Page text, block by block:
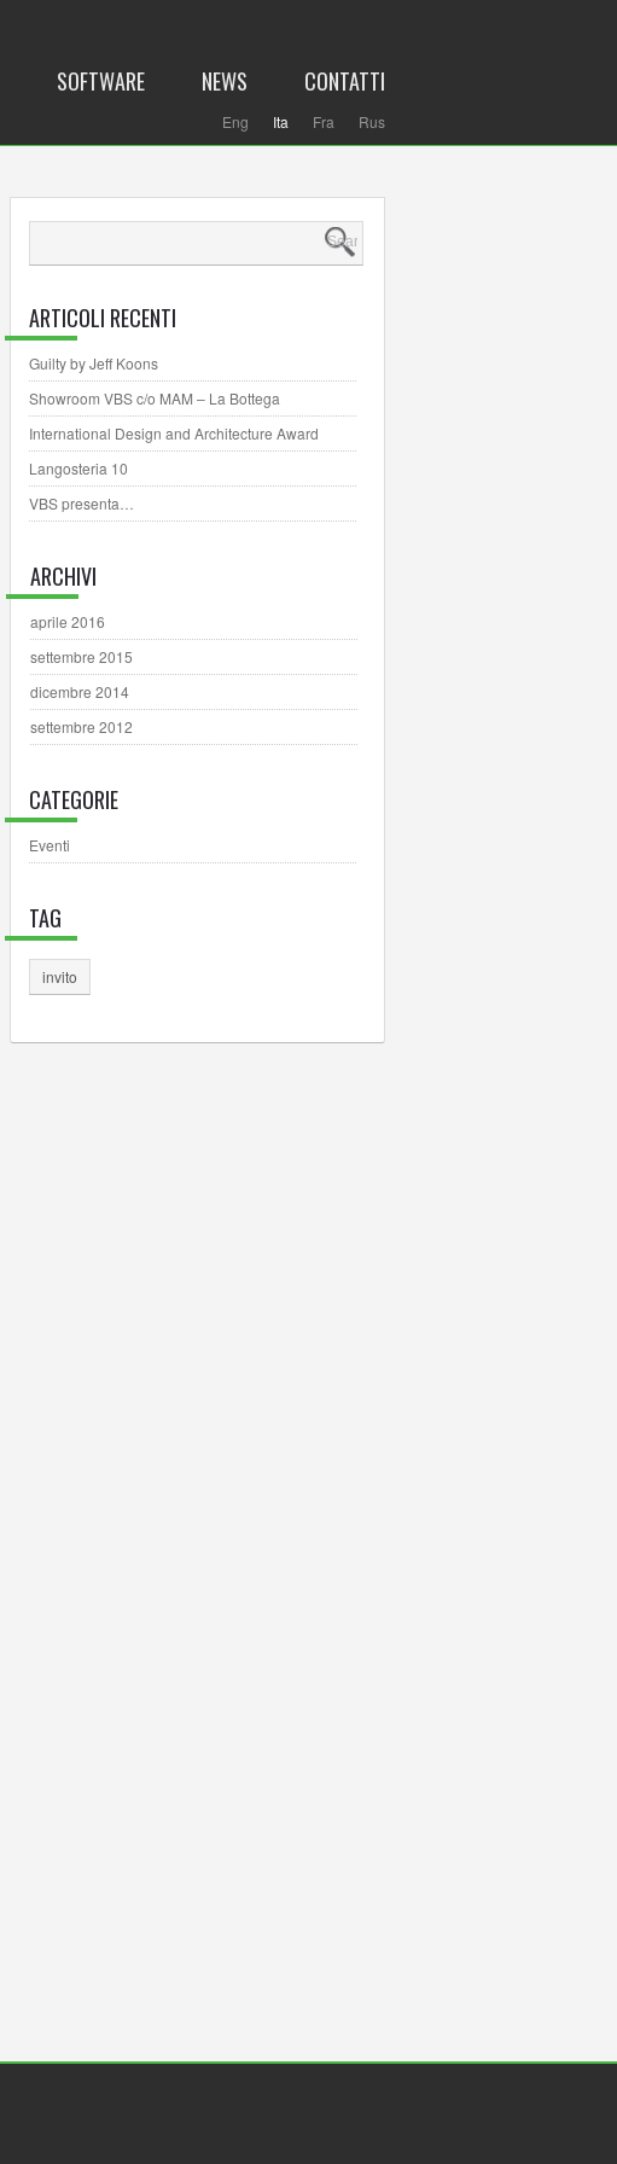
SOFTWARE NEWS CONTATTI
Eng Ita Fra Rus
ARTICOLI RECENTI
Guilty by Jeff Koons
Showroom VBS c/o MAM – La Bottega
International Design and Architecture Award
Langosteria 10
VBS presenta…
ARCHIVI
aprile 2016
settembre 2015
dicembre 2014
settembre 2012
CATEGORIE
Eventi
TAG
invito